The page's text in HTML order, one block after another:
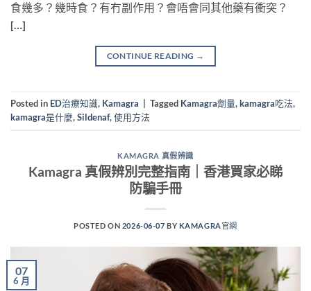
食幾多？幾時食？有冇副作用？會唔會同其他藥有衝突？
[…]
CONTINUE READING →
Posted in ED治療知識, Kamagra Tagged Kamagra劑量,kamagra吃法,
kamagra是什麼,Sildenaf,使用方法
KAMAGRA 真假辨識
Kamagra 真假辨別完整指南｜香港買家必睇
防騙手冊
POSTED ON 2026-06-07 BY KAMAGRA官網
07
6 月